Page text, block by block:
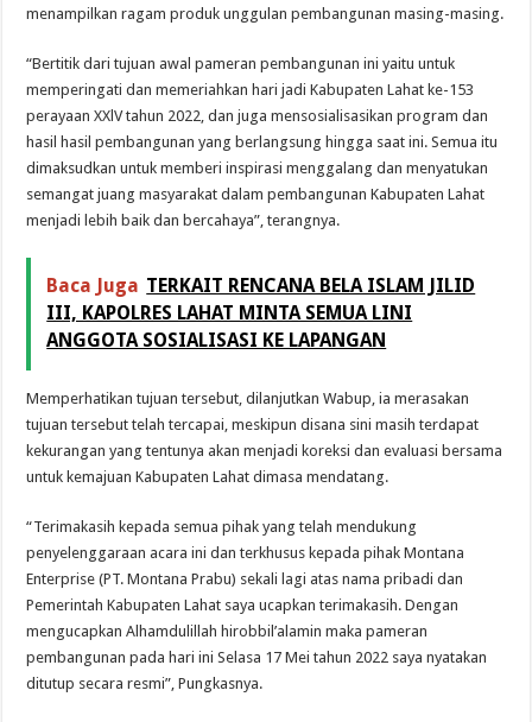
menampilkan ragam produk unggulan pembangunan masing-masing.
“Bertitik dari tujuan awal pameran pembangunan ini yaitu untuk
memperingati dan memeriahkan hari jadi Kabupaten Lahat ke-153
perayaan XXlV tahun 2022, dan juga mensosialisasikan program dan
hasil hasil pembangunan yang berlangsung hingga saat ini. Semua itu
dimaksudkan untuk memberi inspirasi menggalang dan menyatukan
semangat juang masyarakat dalam pembangunan Kabupaten Lahat
menjadi lebih baik dan bercahaya”, terangnya.
Baca Juga TERKAIT RENCANA BELA ISLAM JILID
III, KAPOLRES LAHAT MINTA SEMUA LINI
ANGGOTA SOSIALISASI KE LAPANGAN
Memperhatikan tujuan tersebut, dilanjutkan Wabup, ia merasakan
tujuan tersebut telah tercapai, meskipun disana sini masih terdapat
kekurangan yang tentunya akan menjadi koreksi dan evaluasi bersama
untuk kemajuan Kabupaten Lahat dimasa mendatang.
“Terimakasih kepada semua pihak yang telah mendukung
penyelenggaraan acara ini dan terkhusus kepada pihak Montana
Enterprise (PT. Montana Prabu) sekali lagi atas nama pribadi dan
Pemerintah Kabupaten Lahat saya ucapkan terimakasih. Dengan
mengucapkan Alhamdulillah hirobbil’alamin maka pameran
pembangunan pada hari ini Selasa 17 Mei tahun 2022 saya nyatakan
ditutup secara resmi”, Pungkasnya.